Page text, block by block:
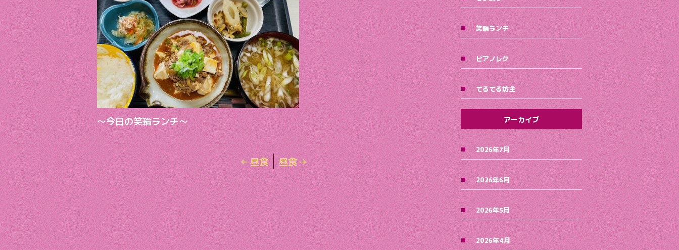
o
o
k
～今日の笑輪ランチ～
←昼食 昼食→
笑輪ランチ
ピアノレク
てるてる坊主
アーカイブ
2026年7月
2026年6月
2026年5月
2026年4月